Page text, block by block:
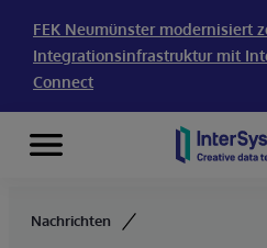
FEK Neumünster modernisiert
Integrationsinfrastruktur mit
Connect
Skip to content
Menu
Nachrichten